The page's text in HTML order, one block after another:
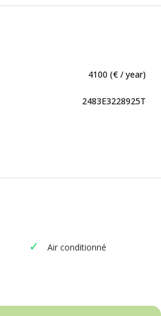
4100 (€ / year)
2483E3228925T
Air conditionné